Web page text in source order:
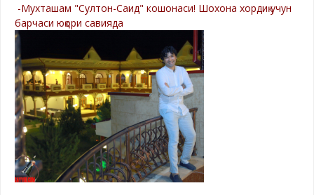
-Мухташам "Султон-Саид" кошонаси! Шохона хордиқ учун
барчаси юқори савияда